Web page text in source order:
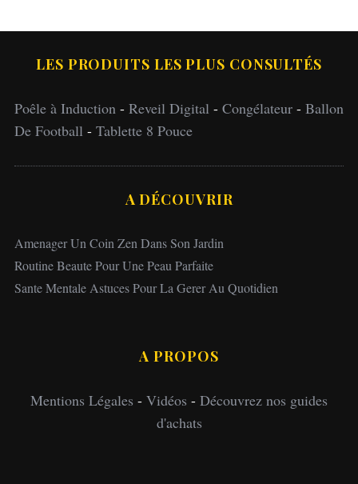
LES PRODUITS LES PLUS CONSULTÉS
Poêle à Induction- Reveil Digital- Congélateur- Ballon
De Football- Tablette 8 Pouce
A DÉCOUVRIR
Amenager Un Coin Zen Dans Son Jardin
Routine Beaute Pour Une Peau Parfaite
Sante Mentale Astuces Pour La Gerer Au Quotidien
A PROPOS
Mentions Légales - Vidéos - Découvrez nos guides
d'achats